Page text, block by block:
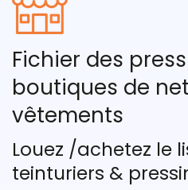
Fichier des
boutiques de
vêtements
Louez /achetez le
teinturiers &